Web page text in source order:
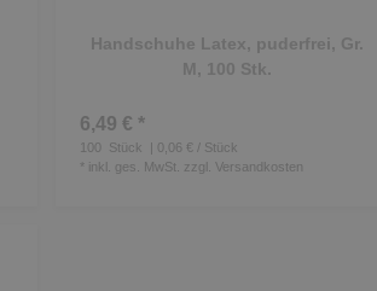
Handschuhe Latex, puderfrei, Gr.
M, 100 Stk.
6,49 € *
100 Stück
| 0,06 € / Stück
* inkl. ges. MwSt. zzgl. Versandkosten